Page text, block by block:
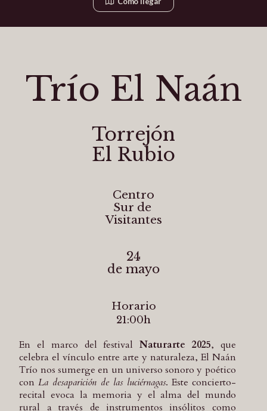
Trío El Naán
Torrejón
El Rubio
Centro
Sur de
Visitantes
24
de mayo
Horario
21:00h
En el marco del festivalNaturarte 2025, que
celebra el vínculo entre arte y naturaleza, El Naán
Trío nos sumerge en un universo sonoro y poético
conLa desaparición de las luciérnagas. Este concierto-
recital evoca la memoria y el alma del mundo
rural a través de instrumentos insólitos como